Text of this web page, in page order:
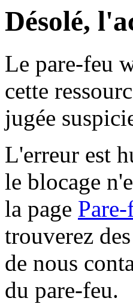
Désolé,
Le pare-feu
cette
jugée
L'erreur est
le blocage
la page
trouverez
de nous
du pare-feu.